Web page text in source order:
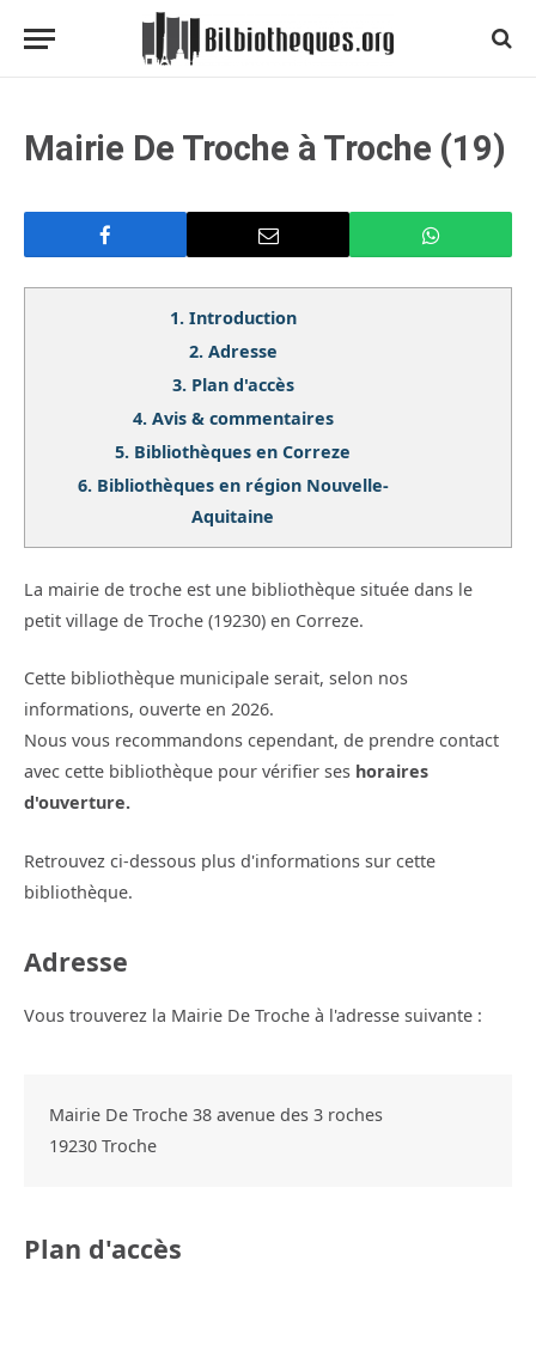
Mairie De Troche à Troche (19)
1. Introduction
2. Adresse
3. Plan d'accès
4. Avis & commentaires
5. Bibliothèques en Correze
6. Bibliothèques en région Nouvelle-
Aquitaine
La mairie de troche est une bibliothèque située dans le
petit village de Troche (19230) en Correze.
Cette bibliothèque municipale serait, selon nos
informations, ouverte en 2026.
Nous vous recommandons cependant, de prendre contact
avec cette bibliothèque pour vérifier ses horaires
d'ouverture.
Retrouvez ci-dessous plus d'informations sur cette
bibliothèque.
Adresse
Vous trouverez la Mairie De Troche à l'adresse suivante :
Mairie De Troche 38 avenue des 3 roches
19230 Troche
Plan d'accès